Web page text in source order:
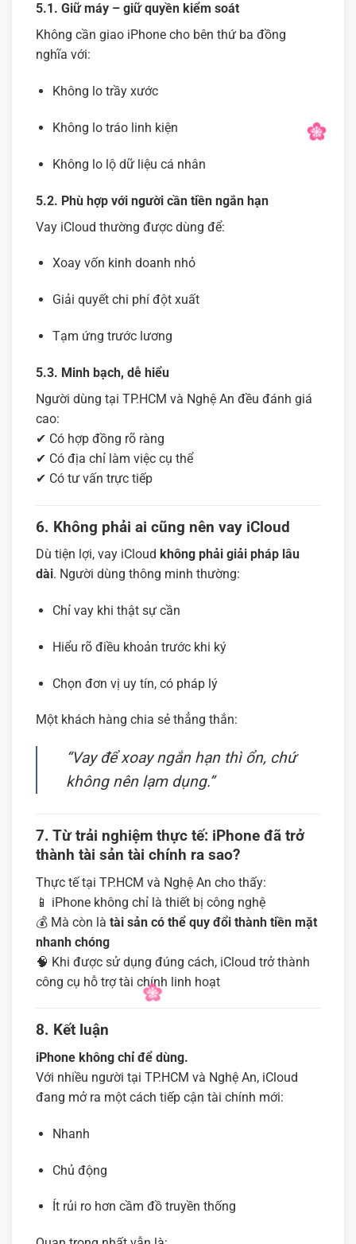
5.1. Giữ máy – giữ quyền kiểm soát
Không cần giao iPhone cho bên thứ ba đồng
nghĩa với:
Không lo trầy xước
Không lo tráo linh kiện
Không lo lộ dữ liệu cá nhân
5.2. Phù hợp với người cần tiền ngắn hạn
Vay iCloud thường được dùng để:
Xoay vốn kinh doanh nhỏ
Giải quyết chi phí đột xuất
Tạm ứng trước lương
5.3. Minh bạch, dễ hiểu
Người dùng tại TP.HCM và Nghệ An đều đánh giá
cao:
✔ Có hợp đồng rõ ràng
✔ Có địa chỉ làm việc cụ thể
✔ Có tư vấn trực tiếp
6. Không phải ai cũng nên vay iCloud
Dù tiện lợi, vay iCloud không phải giải pháp lâu
dài. Người dùng thông minh thường:
Chỉ vay khi thật sự cần
Hiểu rõ điều khoản trước khi ký
Chọn đơn vị uy tín, có pháp lý
Một khách hàng chia sẻ thẳng thắn:
“Vay để xoay ngắn hạn thì ổn, chứ
không nên lạm dụng.”
7. Từ trải nghiệm thực tế: iPhone đã trở
thành tài sản tài chính ra sao?
Thực tế tại TP.HCM và Nghệ An cho thấy:
📱 iPhone không chỉ là thiết bị công nghệ
💰 Mà còn là tài sản có thể quy đổi thành tiền mặt
nhanh chóng
🧠 Khi được sử dụng đúng cách, iCloud trở thành
công cụ hỗ trợ tài chính linh hoạt
8. Kết luận
iPhone không chỉ để dùng.
Với nhiều người tại TP.HCM và Nghệ An, iCloud
đang mở ra một cách tiếp cận tài chính mới:
Nhanh
Chủ động
Ít rủi ro hơn cầm đồ truyền thống